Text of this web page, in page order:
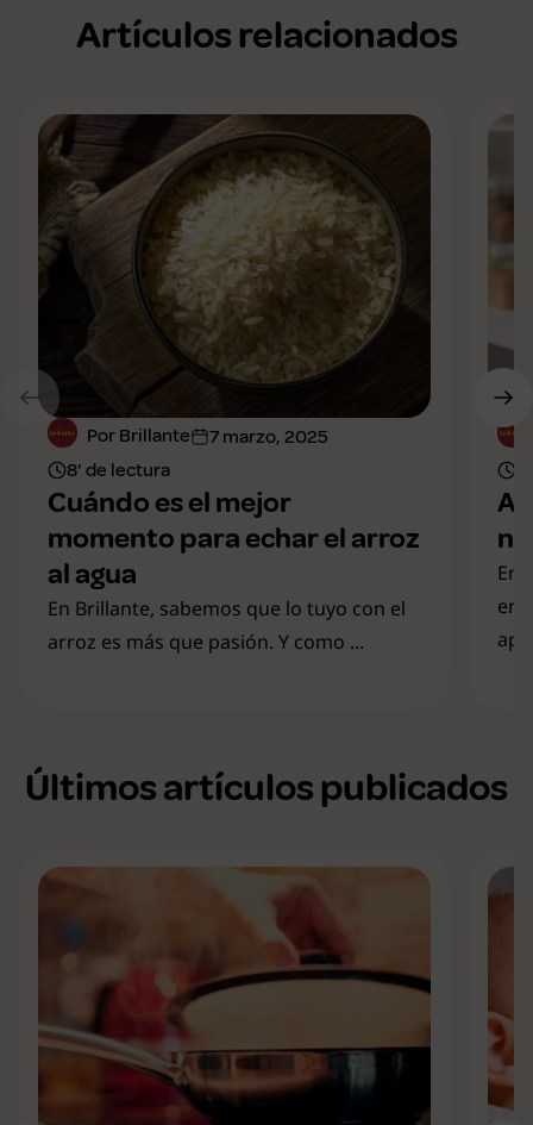
Artículos relacionados
Por Brillante
7 marzo, 2025
8' de lectura
Cuándo es el mejor
momento para echar el arroz
al agua
En Brillante, sabemos que lo tuyo con el
arroz es más que pasión. Y como ...
En
en
Últimos artículos publicados